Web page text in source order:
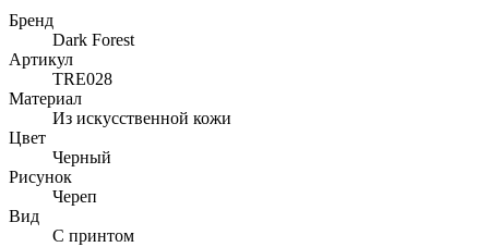
Бренд
Dark Forest
Артикул
TRE028
Материал
Из искусственной кожи
Цвет
Черный
Рисунок
Череп
Вид
С принтом